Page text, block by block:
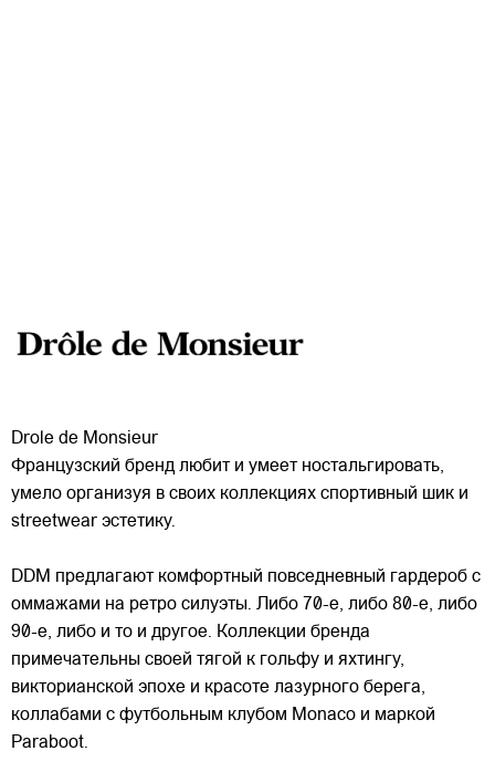
Drole de Monsieur
Французский бренд любит и умеет ностальгировать,
умело организуя в своих коллекциях спортивный шик и
streetwear эстетику.
DDM предлагают комфортный повседневный гардероб с
оммажами на ретро силуэты. Либо 70-е, либо 80-е, либо
90-е, либо и то и другое. Коллекции бренда
примечательны своей тягой к гольфу и яхтингу,
викторианской эпохе и красоте лазурного берега,
коллабами с футбольным клубом Monaco и маркой
Paraboot.